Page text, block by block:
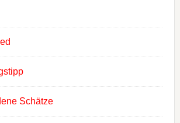
Schätze